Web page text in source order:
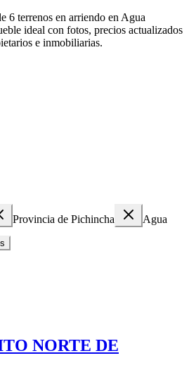
6 terrenos en arriendo en Agua
ideal con fotos, precios actualizados
e inmobiliarias.
Provincia de Pichincha
Agua
NORTE DE